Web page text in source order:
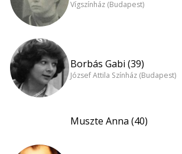
Vígszínház (Budapest)
Borbás Gabi (39)
József Attila Színház (Budapest)
Muszte Anna (40)